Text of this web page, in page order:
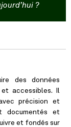
?
des données
accessibles. Il
précision et
documentés et
et fondés sur